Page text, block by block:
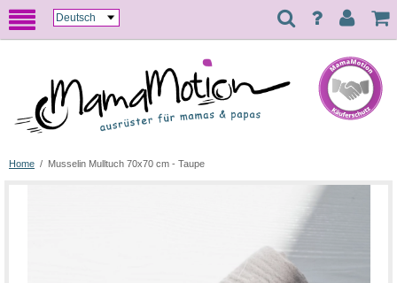
Home / Musselin Mulltuch 70x70 cm - Taupe